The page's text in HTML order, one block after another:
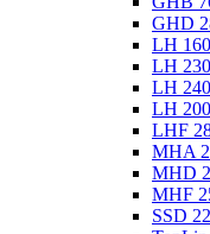
LH
LH
LH
LH
LHF
MHA
MHD
MHF
SSD
Turbo